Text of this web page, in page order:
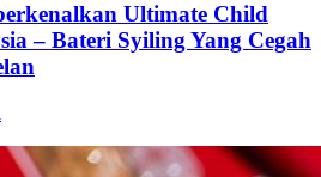
Ultimate Child
– Bateri Syiling Yang Cegah